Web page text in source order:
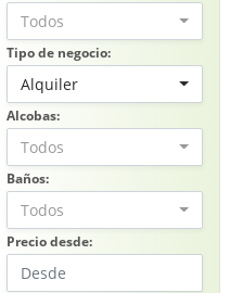
Todos
Tipo de negocio:
Alquiler
Alcobas:
Todos
Baños:
Todos
Precio desde: